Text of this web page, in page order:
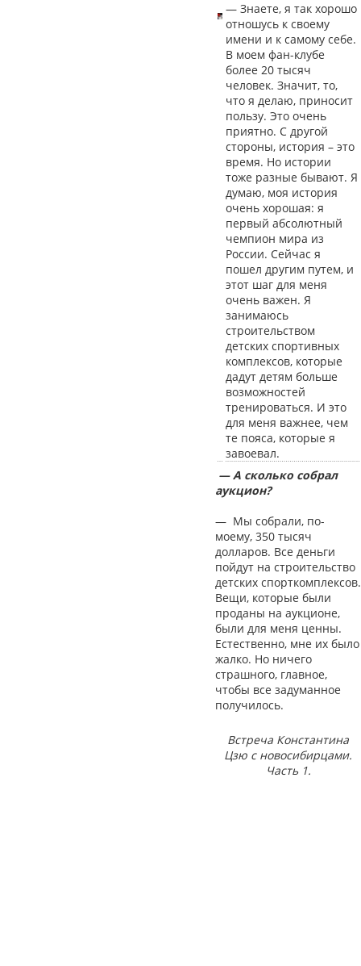
— Знаете, я так хорошо
отношусь к своему
имени и к самому себе.
В моем фан-клубе
более 20 тысяч
человек. Значит, то,
что я делаю, приносит
пользу. Это очень
приятно. С другой
стороны, история – это
время. Но истории
тоже разные бывают. Я
думаю, моя история
очень хорошая: я
первый абсолютный
чемпион мира из
России. Сейчас я
пошел другим путем, и
этот шаг для меня
очень важен. Я
занимаюсь
строительством
детских спортивных
комплексов, которые
дадут детям больше
возможностей
тренироваться. И это
для меня важнее, чем
те пояса, которые я
завоевал.
— А сколько собрал
аукцион?
— Мы собрали, по-
моему, 350 тысяч
долларов. Все деньги
пойдут на строительство
детских спорткомплексов.
Вещи, которые были
проданы на аукционе,
были для меня ценны.
Естественно, мне их было
жалко. Но ничего
страшного, главное,
чтобы все задуманное
получилось.
Встреча Константина
Цзю с новосибирцами.
Часть 1.